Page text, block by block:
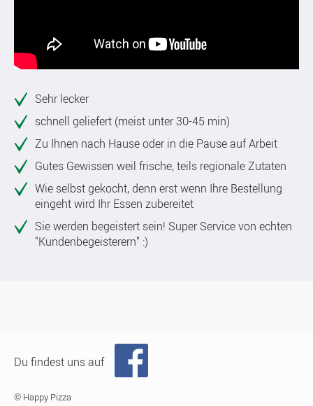
Sehr lecker
schnell geliefert (meist unter 30-45 min)
Zu Ihnen nach Hause oder in die Pause auf Arbeit
Gutes Gewissen weil frische, teils regionale Zutaten
Wie selbst gekocht, denn erst wenn Ihre Bestellung
eingeht wird Ihr Essen zubereitet
Sie werden begeistert sein! Super Service von echten
"Kundenbegeisterern" :)
Du findest uns auf
© Happy Pizza